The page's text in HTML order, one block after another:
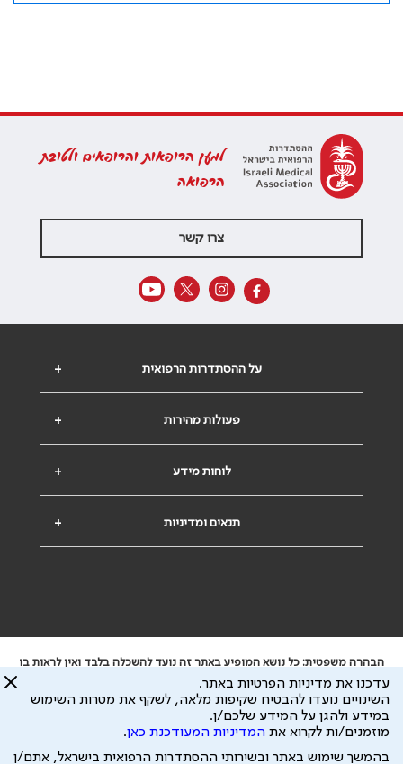
למען הרופאות והרופאים ולטובת
הרפואה
צרו קשר
+ על ההסתדרות הרפואית
+ פעולות מהירות
+ לוחות מידע
+ תנאים ומדיניות
הבהרה משפטית: כל נושא המופיע באתר זה נועד להשכלה בלבד ואין לראות בו
ייעוץ רפואי או משפטי. אין הר"י אחראית לתוכן המתפרסם באתר זה ולכל נזק
שעלול להיגרם.
ידוע לי שהר"י אוספת ושומרת מידע אישי לצורך מתן השרות וכי חלק ממנו עשוי
להיות מועבר לצדדים שלישיים, הכל בכפוף למדיניות הפרטיות
עדכנו את מדיניות הפרטיות באתר.
השינויים נועדו להבטיח שקיפות מלאה, לשקף את מטרות השימוש
במידע ולהגן על המידע שלכם/ן.
מוזמנים/ות לקרוא את המדיניות המעודכנת כאן.
בהמשך שימוש באתר ובשירותי ההסתדרות הרפואית בישראל, אתם/ן